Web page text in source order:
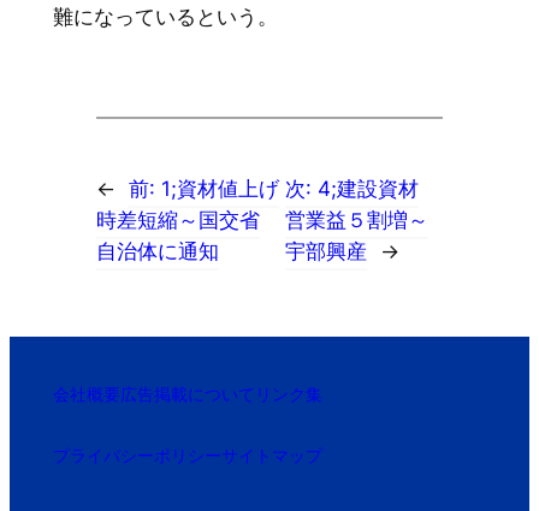
難になっているという。
← 前: 1;資材値上げ
時差短縮～国交省
自治体に通知
次: 4;建設資材
営業益５割増～
宇部興産
→
会社概要広告掲載について リンク集
プライバシーポリシーサイトマップ